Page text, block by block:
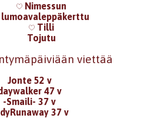
Nimessun
lumoavaleppäkerttu
Tilli
Tojutu
viettää
Jonte 52 v
47 v
-Smaili- 37 v
37 v